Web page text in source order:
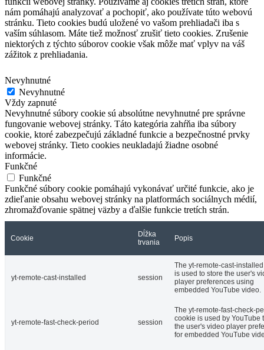
nám pomáhajú analyzovať a pochopiť, ako používate túto webovú
stránku. Tieto cookies budú uložené vo vašom prehliadači iba s
vaším súhlasom. Máte tiež možnosť zrušiť tieto cookies. Zrušenie
niektorých z týchto súborov cookie však môže mať vplyv na váš
zážitok z prehliadania.
Nevyhnutné
Nevyhnutné
Vždy zapnuté
Nevyhnutné súbory cookie sú absolútne nevyhnutné pre správne
fungovanie webovej stránky. Táto kategória zahŕňa iba súbory
cookie, ktoré zabezpečujú základné funkcie a bezpečnostné prvky
webovej stránky. Tieto cookies neukladajú žiadne osobné
informácie.
Funkčné
Funkčné
Funkčné súbory cookie pomáhajú vykonávať určité funkcie, ako je
zdieľanie obsahu webovej stránky na platformách sociálnych médií,
zhromažďovanie spätnej väzby a ďalšie funkcie tretích strán.
Cookie
Dĺžka
trvania
Popis
yt-remote-cast-installed session
The yt-remote-cast-
is used to store the user's
player preferences using
embedded YouTube video.
yt-remote-fast-check-period session
The yt-remote-fast-check-
cookie is used by YouTube
the user's video player
for embedded YouTube